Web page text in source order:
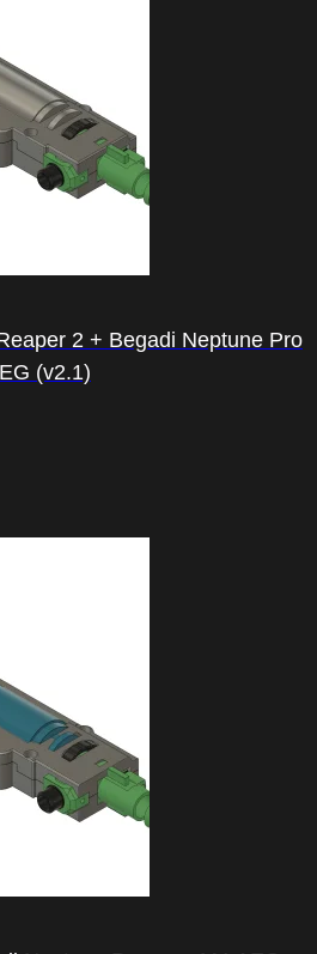
2 + Begadi Neptune Pro
(v2.1)